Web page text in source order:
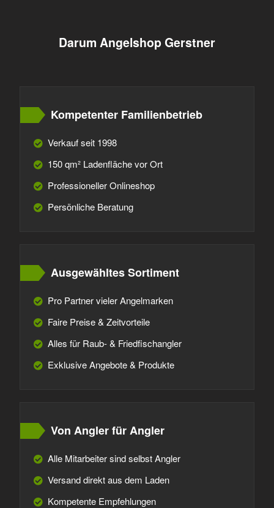
Darum Angelshop Gerstner
Kompetenter Familienbetrieb
Verkauf seit 1998
150 qm² Ladenfläche vor Ort
Professioneller Onlineshop
Persönliche Beratung
Ausgewähltes Sortiment
Pro Partner vieler Angelmarken
Faire Preise & Zeitvorteile
Alles für Raub- & Friedfischangler
Exklusive Angebote & Produkte
Von Angler für Angler
Alle Mitarbeiter sind selbst Angler
Versand direkt aus dem Laden
Kompetente Empfehlungen